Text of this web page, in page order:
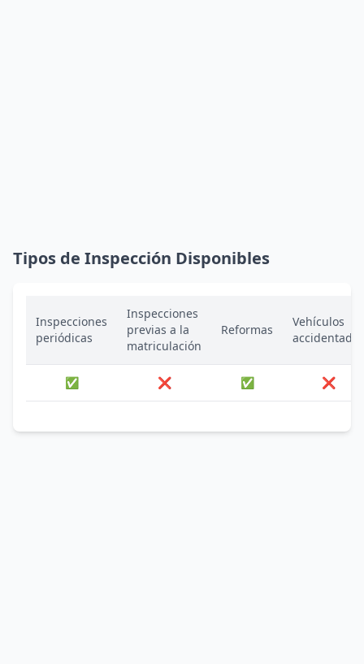
Tipos de Inspección Disponibles
Inspecciones
periódicas
Inspecciones
previas a la
matriculación
Reformas
Vehículos
accidentados
✅ ❌ ✅ ❌